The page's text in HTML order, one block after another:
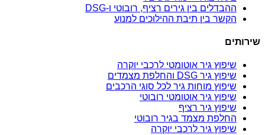
ההבדלים בין גירים רציף, רובוטי ו-DSG
הקשר בין תיבת ההילוכים למנוע
שירותים
שיפוץ גיר אוטומטי לרכבי יוקרה
שיפוץ גיר DSG והחלפת מצמדים
שיפוץ מוחות גיר לכל סוגי הרכבים
שיפוץ גיר אוטומטי רובוטי
שיפוץ גיר רציף
החלפת מצמד בגיר רובוטי
שיפוץ גיר לרכבי יוקרה